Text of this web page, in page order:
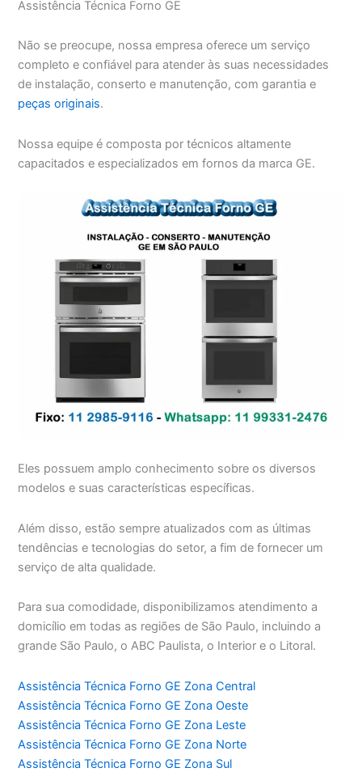
Assistência Técnica Forno GE
Não se preocupe, nossa empresa oferece um serviço
completo e confiável para atender às suas necessidades
de instalação, conserto e manutenção, com garantia e
peças originais.
Nossa equipe é composta por técnicos altamente
capacitados e especializados em fornos da marca GE.
Eles possuem amplo conhecimento sobre os diversos
modelos e suas características específicas.
Além disso, estão sempre atualizados com as últimas
tendências e tecnologias do setor, a fim de fornecer um
serviço de alta qualidade.
Para sua comodidade, disponibilizamos atendimento a
domicílio em todas as regiões de São Paulo, incluindo a
grande São Paulo, o ABC Paulista, o Interior e o Litoral.
Assistência Técnica Forno GE Zona Central
Assistência Técnica Forno GE Zona Oeste
Assistência Técnica Forno GE Zona Leste
Assistência Técnica Forno GE Zona Norte
Assistência Técnica Forno GE Zona Sul